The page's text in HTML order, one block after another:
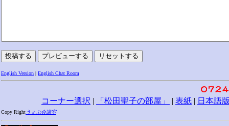
English Version English Chat Room
コーナー選択 | 「松田聖子の部屋」 | 表紙 | 日本語
Copy Right うぇぶ会議室